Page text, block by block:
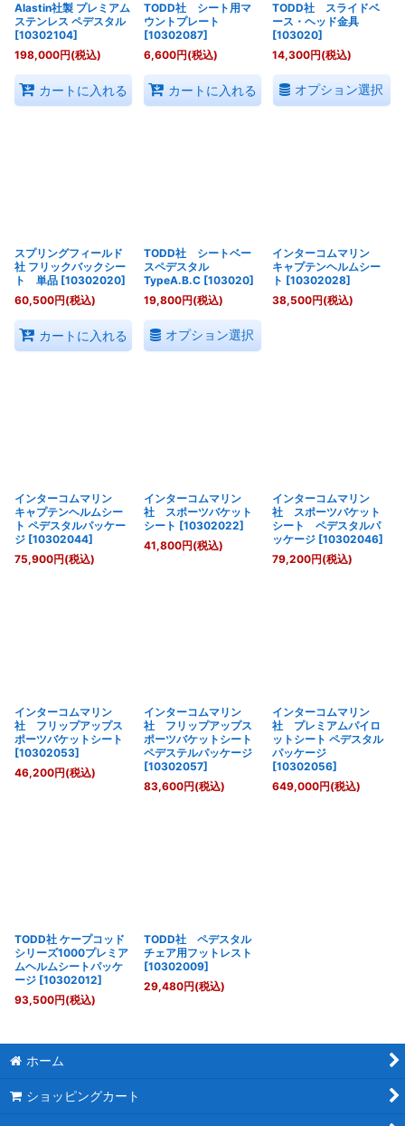
Alastin社製 プレミアム
ステンレス ペデスタル
[10302104]
198,000円(税込)
カートに入れる
TODD社 シート用マ
ウントプレート
[10302087]
6,600円(税込)
カートに入れる
TODD社 スライドベ
ース・ヘッド金具
[103020]
14,300円(税込)
オプション選択
スプリングフィールド
社 フリックバックシー
ト 単品 [10302020]
60,500円(税込)
カートに入れる
TODD社 シートベー
スペデスタル
TypeA.B.C [103020]
19,800円(税込)
オプション選択
インターコムマリン
キャプテンヘルムシー
ト [10302028]
38,500円(税込)
インターコムマリン
キャプテンヘルムシー
ト ペデスタルパッケー
ジ [10302044]
75,900円(税込)
インターコムマリン
社 スポーツバケット
シート [10302022]
41,800円(税込)
インターコムマリン
社 スポーツバケット
シート ペデスタルパ
ッケージ [10302046]
79,200円(税込)
インターコムマリン
社 フリップアップス
ポーツバケットシート
[10302053]
46,200円(税込)
インターコムマリン
社 フリップアップス
ポーツバケットシート
ペデステルパッケージ
[10302057]
83,600円(税込)
インターコムマリン
社 プレミアムパイロ
ットシート ペデスタル
パッケージ
[10302056]
649,000円(税込)
TODD社 ケープコッド
シリーズ1000プレミア
ムヘルムシートパッケ
ージ [10302012]
93,500円(税込)
TODD社 ペデスタル
チェア用フットレスト
[10302009]
29,480円(税込)
ホーム
ショッピングカート